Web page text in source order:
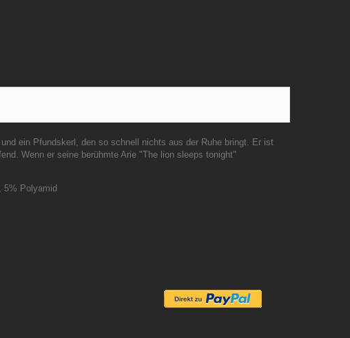
ein Pfundskerl, den so schnell nichts aus der Ruhe bringt. Er ist
Wenn er seine berühmte Arie "The lion sleeps tonight"
5% Polyamid